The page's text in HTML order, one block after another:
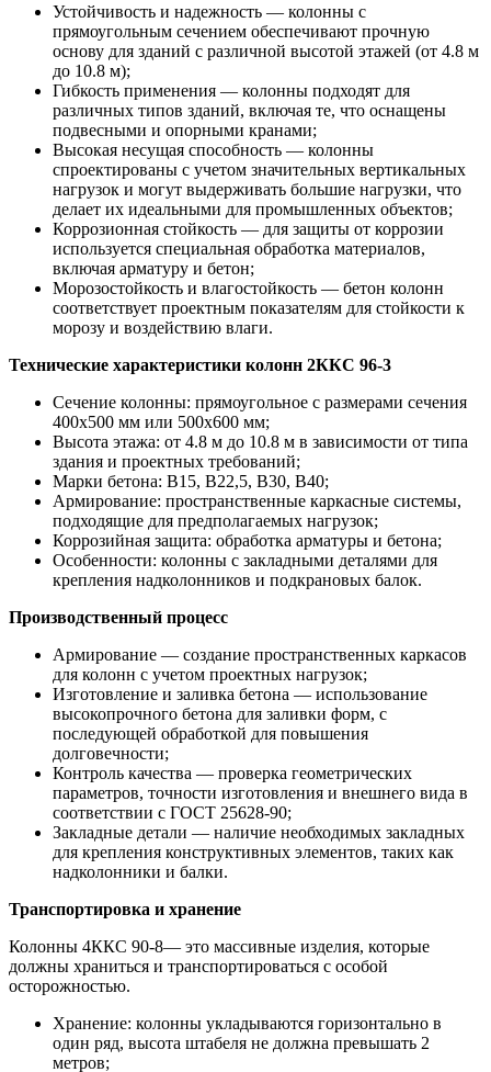
Устойчивость и надежность — колонны с
прямоугольным сечением обеспечивают прочную
основу для зданий с различной высотой этажей (от 4.8 м
до 10.8 м);
Гибкость применения — колонны подходят для
различных типов зданий, включая те, что оснащены
подвесными и опорными кранами;
Высокая несущая способность — колонны
спроектированы с учетом значительных вертикальных
нагрузок и могут выдерживать большие нагрузки, что
делает их идеальными для промышленных объектов;
Коррозионная стойкость — для защиты от коррозии
используется специальная обработка материалов,
включая арматуру и бетон;
Морозостойкость и влагостойкость — бетон колонн
соответствует проектным показателям для стойкости к
морозу и воздействию влаги.
Технические характеристики колонн 2ККС 96-3
Сечение колонны: прямоугольное с размерами сечения
400х500 мм или 500х600 мм;
Высота этажа: от 4.8 м до 10.8 м в зависимости от типа
здания и проектных требований;
Марки бетона: В15, В22,5, В30, В40;
Армирование: пространственные каркасные системы,
подходящие для предполагаемых нагрузок;
Коррозийная защита: обработка арматуры и бетона;
Особенности: колонны с закладными деталями для
крепления надколонников и подкрановых балок.
Производственный процесс
Армирование — создание пространственных каркасов
для колонн с учетом проектных нагрузок;
Изготовление и заливка бетона — использование
высокопрочного бетона для заливки форм, с
последующей обработкой для повышения
долговечности;
Контроль качества — проверка геометрических
параметров, точности изготовления и внешнего вида в
соответствии с ГОСТ 25628-90;
Закладные детали — наличие необходимых закладных
для крепления конструктивных элементов, таких как
надколонники и балки.
Транспортировка и хранение
Колонны 4ККС 90-8— это массивные изделия, которые
должны храниться и транспортироваться с особой
осторожностью.
Хранение: колонны укладываются горизонтально в
один ряд, высота штабеля не должна превышать 2
метров;